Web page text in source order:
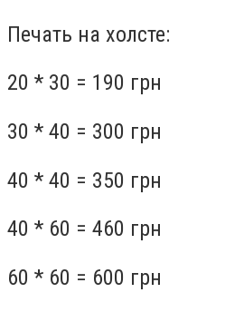
Печать на холсте:
20 * 30 = 190 грн
30 * 40 = 300 грн
40 * 40 = 350 грн
40 * 60 = 460 грн
60 * 60 = 600 грн